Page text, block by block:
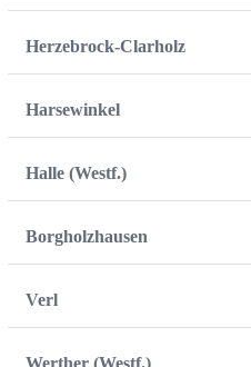
Herzebrock-Clarholz
Harsewinkel
Halle (Westf.)
Borgholzhausen
Verl